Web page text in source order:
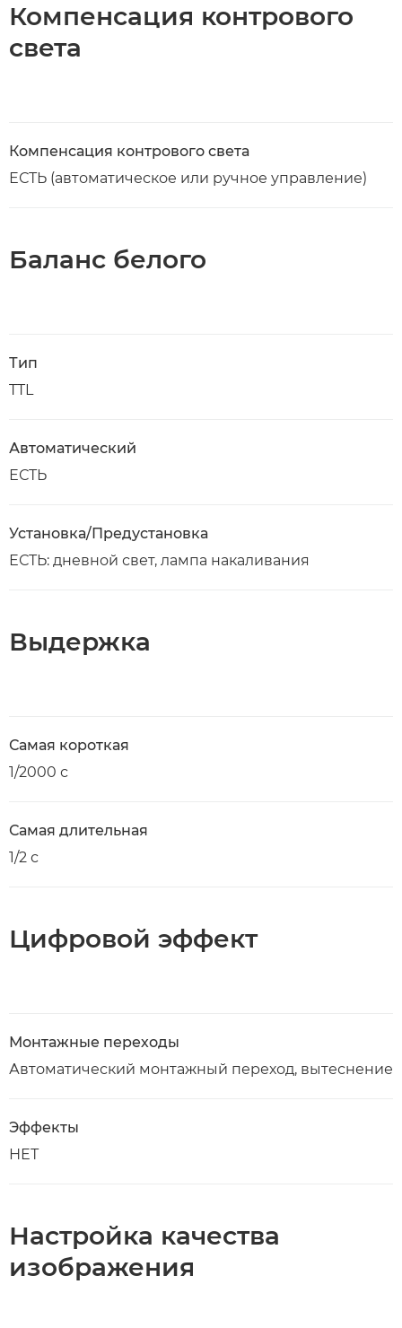
Компенсация контрового
света
Компенсация контрового света
ЕСТЬ (автоматическое или ручное управление)
Баланс белого
Тип
TTL
Автоматический
ЕСТЬ
Установка/Предустановка
ЕСТЬ: дневной свет, лампа накаливания
Выдержка
Самая короткая
1/2000 с
Самая длительная
1/2 с
Цифровой эффект
Монтажные переходы
Автоматический монтажный переход, вытеснение
Эффекты
НЕТ
Настройка качества
изображения